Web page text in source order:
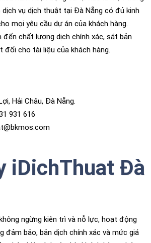
vụ dịch thuật tại Đà Nẵng có đủ kinh
mọi yêu cầu dự án của khách hàng.
chất lượng dịch chính xác, sát bản
đối cho tài liệu của khách hàng.
Hải Châu, Đà Nẵng.
931 616
iDichThuat Đà
ngừng kiên trì và nỗ lực, hoạt động
đảm bảo, bản dịch chính xác và mức giá